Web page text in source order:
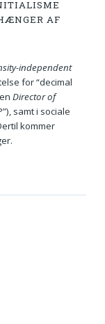
AF
independent
for “decimal
Director of
samt i sociale
kommer